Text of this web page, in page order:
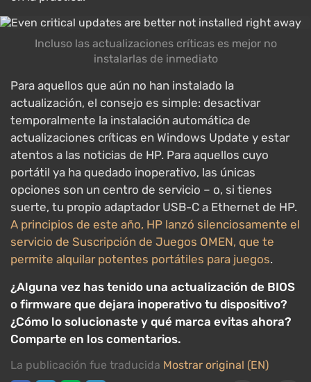
Incluso las actualizaciones críticas es mejor no
instalarlas de inmediato
Para aquellos que aún no han instalado la
actualización, el consejo es simple: desactivar
temporalmente la instalación automática de
actualizaciones críticas en Windows Update y estar
atentos a las noticias de HP. Para aquellos cuyo
portátil ya ha quedado inoperativo, las únicas
opciones son un centro de servicio – o, si tienes
suerte, tu propio adaptador USB-C a Ethernet de HP.
A principios de este año, HP lanzó silenciosamente el
servicio de Suscripción de Juegos OMEN, que te
permite alquilar potentes portátiles para juegos.
¿Alguna vez has tenido una actualización de BIOS
o firmware que dejara inoperativo tu dispositivo?
¿Cómo lo solucionaste y qué marca evitas ahora?
Comparte en los comentarios.
La publicación fue traducida Mostrar original (EN)